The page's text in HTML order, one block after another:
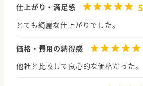
仕上がり・満足感 5
とても綺麗な仕上がりでした。
価格・費用の納得感
他社と比較して良心的な価格だった。